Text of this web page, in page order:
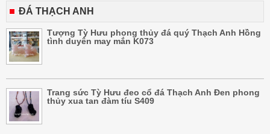
ĐÁ THẠCH ANH
Tượng Tỳ Hưu phong thủy đá quý Thạch Anh Hồng
tình duyên may mắn K073
Trang sức Tỳ Hưu đeo cổ đá Thạch Anh Đen phong
thủy xua tan đàm tíu S409